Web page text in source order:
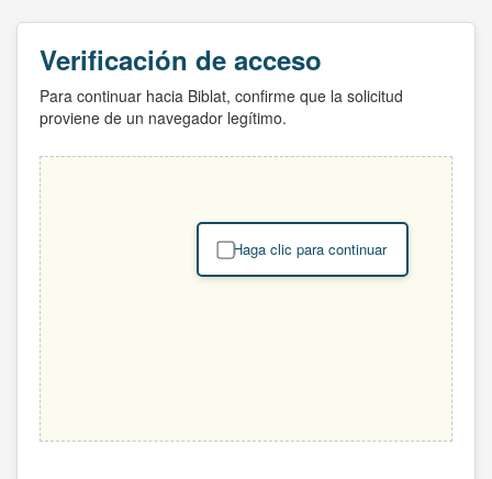
Verificación de acceso
Para continuar hacia Biblat, confirme que la solicitud
proviene de un navegador legítimo.
Haga clic para continuar